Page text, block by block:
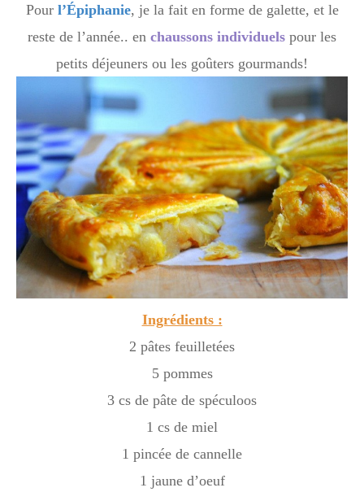
Pour l’Épiphanie, je la fait en forme de galette, et le
reste de l’année.. en chaussons individuels pour les
petits déjeuners ou les goûters gourmands!
Ingrédients :
2 pâtes feuilletées
5 pommes
3 cs de pâte de spéculoos
1 cs de miel
1 pincée de cannelle
1 jaune d’oeuf